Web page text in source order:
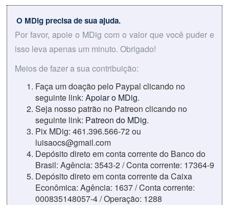
O MDig precisa de sua ajuda.
Por favor, apoie o MDig com o valor que você puder e
isso leva apenas um minuto. Obrigado!
Meios de fazer a sua contribuição:
Faça um doação pelo Paypal clicando no
seguinte link: Apoiar o MDig.
Seja nosso patrão no Patreon clicando no
seguinte link: Patreon do MDig.
Pix MDig: 461.396.566-72 ou
luisaocs@gmail.com
Depósito direto em conta corrente do Banco do
Brasil: Agência: 3543-2 / Conta corrente: 17364-9
Depósito direto em conta corrente da Caixa
Econômica: Agência: 1637 / Conta corrente:
000835148057-4 / Operação: 1288